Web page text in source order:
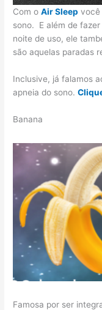
Com oAir Sleep você
sono. E além de
noite de uso, ele
são aquelas paradas
Inclusive, já falamos
apneia do sono.
Banana
Famosa por ser